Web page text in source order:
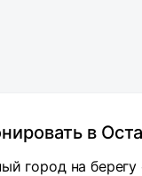
в
город на берегу